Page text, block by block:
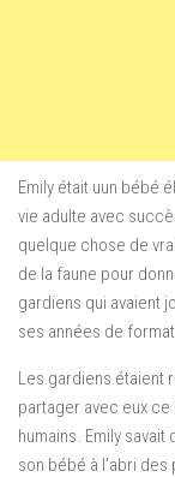
Emily était uun bébé
vie adulte avec
quelque chose de
de la faune pour
gardiens qui avaient
ses années de
Les gardiens étaient
partager avec eux
humains. Emily
son bébé à l’abri